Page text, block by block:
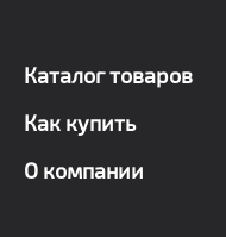
Каталог товаров
Как купить
О компании